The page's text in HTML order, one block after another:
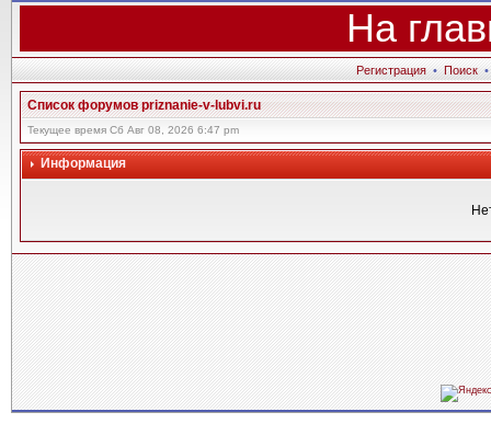
На
Регистрация • Поиск •
Список форумов priznanie-v-lubvi.ru
Текущее время Сб Авг 08, 2026 6:47 pm
Информация